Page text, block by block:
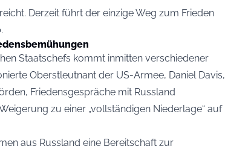
Derzeit führt der einzige Weg zum Frieden
Staatschefs kommt inmitten verschiedener
Oberstleutnant der US-Armee, Daniel Davis,
Friedensgespräche mit Russland
zu einer „vollständigen Niederlage“ auf
aus Russland eine Bereitschaft zur